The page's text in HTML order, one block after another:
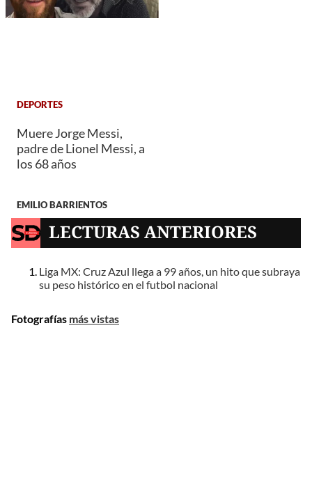
DEPORTES
Muere Jorge Messi,
padre de Lionel Messi, a
los 68 años
EMILIO BARRIENTOS
LECTURAS ANTERIORES
Liga MX: Cruz Azul llega a 99 años, un hito que subraya
su peso histórico en el futbol nacional
Fotografías más vistas